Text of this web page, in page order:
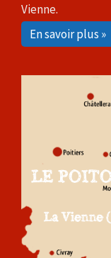
Vienne.
En savoir plus »